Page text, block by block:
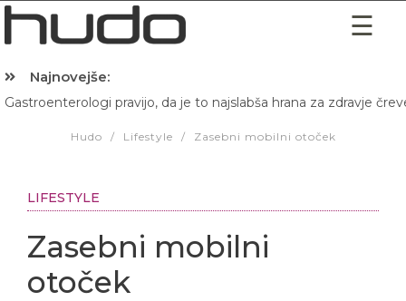
Najnovejše:
Gastroenterologi pravijo, da je to najslabša hrana za zdravje
Hudo / Lifestyle / Zasebni mobilni otoček
LIFESTYLE
Zasebni mobilni
otoček